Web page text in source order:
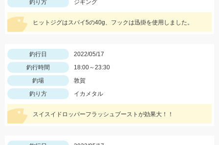
釣り方
ジギング
ヒットジグはスパイ5の40g、フックは迅掛を使用しました。
釣行日
2022/05/17
釣行時間
18:00～23:30
釣場
敦賀
釣り方
イカメタル
スイスイドロッパーフラッシュブーストが効果大！！